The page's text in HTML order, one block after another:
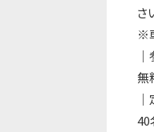
さ
※
無
40